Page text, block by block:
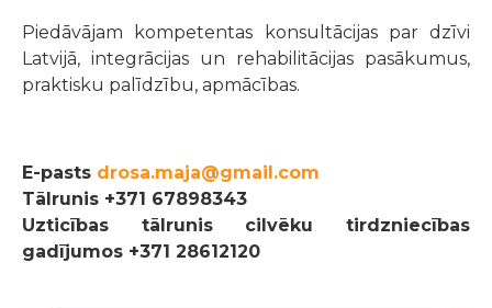
Piedāvājam kompetentas konsultācijas par dzīvi
Latvijā, integrācijas un rehabilitācijas pasākumus,
praktisku palīdzību, apmācības.
E-pasts drosa.maja@gmail.com
Tālrunis +371 67898343
Uzticības tālrunis cilvēku tirdzniecības
gadījumos +371 28612120